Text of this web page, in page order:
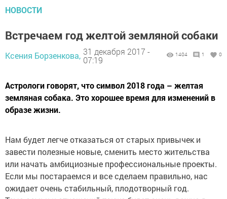
НОВОСТИ
Встречаем год желтой земляной собаки
Ксения Борзенкова, 31 декабря 2017 -
07:19
1404 1 0
Астрологи говорят, что символ 2018 года – желтая
земляная собака. Это хорошее время для изменений в
образе жизни.
Нам будет легче отказаться от старых привычек и
завести полезные новые, сменить место жительства
или начать амбициозные профессиональные проекты.
Если мы постараемся и все сделаем правильно, нас
ожидает очень стабильный, плодотворный год.